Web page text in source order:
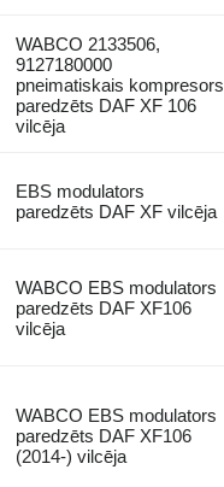
WABCO 2133506,
9127180000
pneimatiskais kompresors
paredzēts DAF XF 106
vilcēja
EBS modulators
paredzēts DAF XF vilcēja
WABCO EBS modulators
paredzēts DAF XF106
vilcēja
WABCO EBS modulators
paredzēts DAF XF106
(2014-) vilcēja